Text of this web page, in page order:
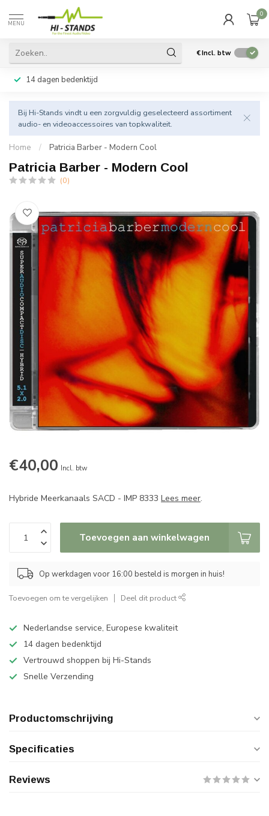
MENU
0
€Incl. btw
14 dagen bedenktijd
Bij Hi-Stands vindt u een zorgvuldig geselecteerd assortiment
audio- en videoaccessoires van topkwaliteit.
Home / Patricia Barber - Modern Cool
Patricia Barber - Modern Cool
(0)
€40,00 Incl. btw
Hybride Meerkanaals SACD - IMP 8333 Lees meer.
Toevoegen aan winkelwagen
Op werkdagen voor 16:00 besteld is morgen in huis!
Toevoegen om te vergelijken Deel dit product
Nederlandse service, Europese kwaliteit
14 dagen bedenktijd
Vertrouwd shoppen bij Hi-Stands
Snelle Verzending
Productomschrijving
Specificaties
Reviews